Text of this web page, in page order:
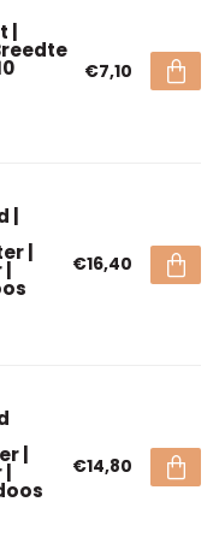
€7,10
| €16,40
| €14,80